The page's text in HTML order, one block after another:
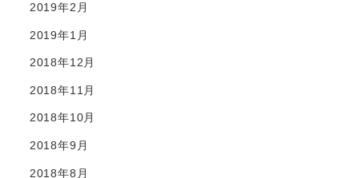
2019年2月
2019年1月
2018年12月
2018年11月
2018年10月
2018年9月
2018年8月